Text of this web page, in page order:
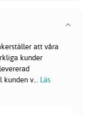
att våra
kunder
kunden v... Läs